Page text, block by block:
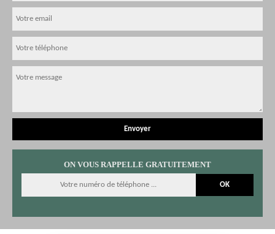
ON VOUS RAPPELLE GRATUITEMENT